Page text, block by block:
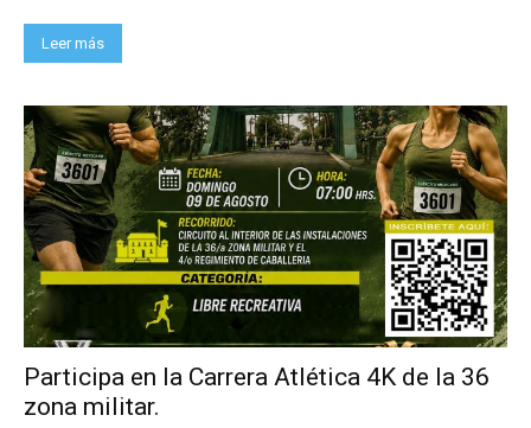
Leer más
Participa en la Carrera Atlética 4K de la 36
zona militar.